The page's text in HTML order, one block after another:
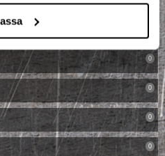
0
0
0
0